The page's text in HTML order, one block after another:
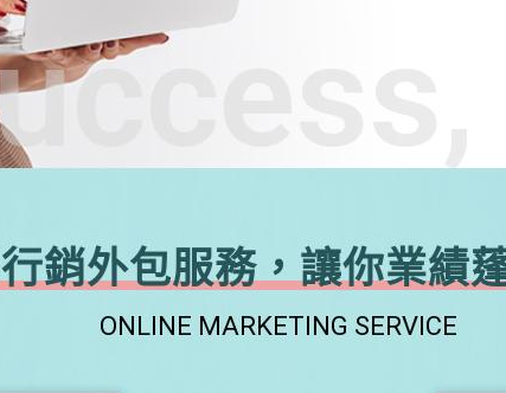
銷外包服務，讓你業績
ONLINE MARKETING SERVICE